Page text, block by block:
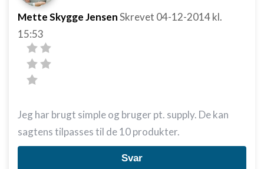
Mette Skygge JensenSkrevet 04-12-2014kl.
15:53
Jeg har brugt simple og bruger pt. supply. De kan
sagtens tilpasses til de 10 produkter.
Svar